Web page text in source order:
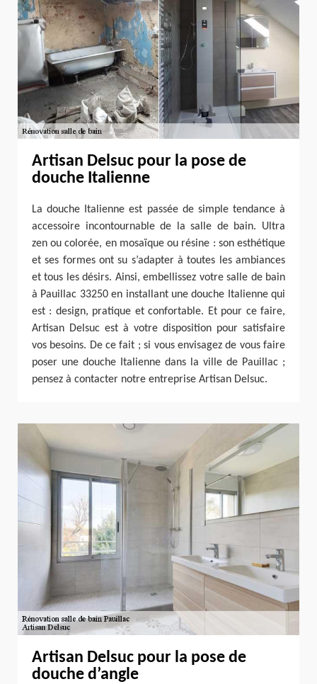
Artisan Delsuc pour la pose de
douche Italienne
La douche Italienne est passée de simple tendance à
accessoire incontournable de la salle de bain. Ultra
zen ou colorée, en mosaïque ou résine : son esthétique
et ses formes ont su s’adapter à toutes les ambiances
et tous les désirs. Ainsi, embellissez votre salle de bain
à Pauillac 33250 en installant une douche Italienne qui
est : design, pratique et confortable. Et pour ce faire,
Artisan Delsuc est à votre disposition pour satisfaire
vos besoins. De ce fait ; si vous envisagez de vous faire
poser une douche Italienne dans la ville de Pauillac ;
pensez à contacter notre entreprise Artisan Delsuc.
Artisan Delsuc pour la pose de
douche d’angle